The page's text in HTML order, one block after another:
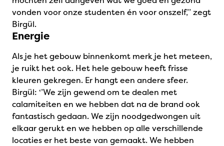
vonden voor onze studenten én voor onszelf,’’ zegt
Birgül.
Energie
Als je het gebouw binnenkomt merk je het meteen,
je ruikt het ook. Het hele gebouw heeft frisse
kleuren gekregen. Er hangt een andere sfeer.
Birgül: ‘’We zijn gewend om te dealen met
calamiteiten en we hebben dat na de brand ook
fantastisch gedaan. We zijn noodgedwongen uit
elkaar gerukt en we hebben op alle verschillende
locaties er het beste van gemaakt. We hebben